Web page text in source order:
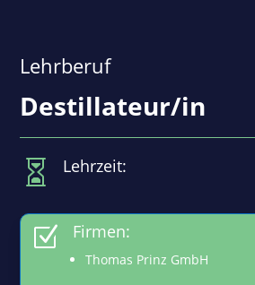
Lehrberuf
Destillateur/in
 Lehrzeit:
Z Firmen:
Thomas Prinz GmbH